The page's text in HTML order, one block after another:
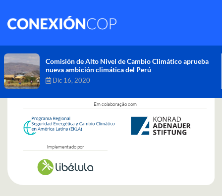
Comisión de Alto Nivel de Cambio Climático aprueba
nueva ambición climática del Perú
Dic 16, 2020
Em colaboração com
Implementado por